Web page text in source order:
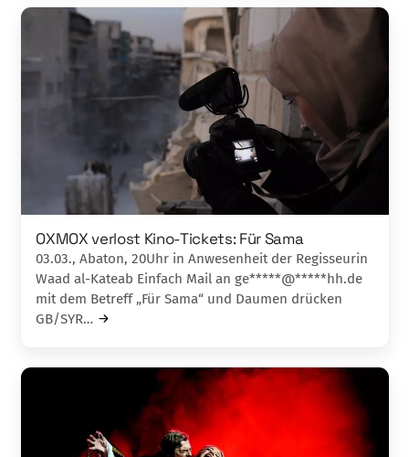
OXMOX verlost Kino-Tickets: Für Sama
03.03., Abaton, 20Uhr in Anwesenheit der Regisseurin
Waad al-Kateab Einfach Mail an ge*****@*****hh.de
mit dem Betreff „Für Sama“ und Daumen drücken
GB/SYR…